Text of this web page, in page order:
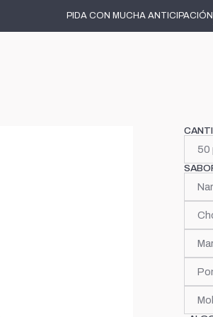
PIDA CON MUCHA ANTICIPACIÓN
Tortas decoradas Primeros
50